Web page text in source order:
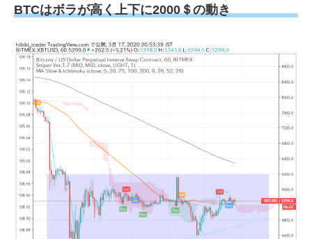
BTCはボラが高く上下に2000＄の動き